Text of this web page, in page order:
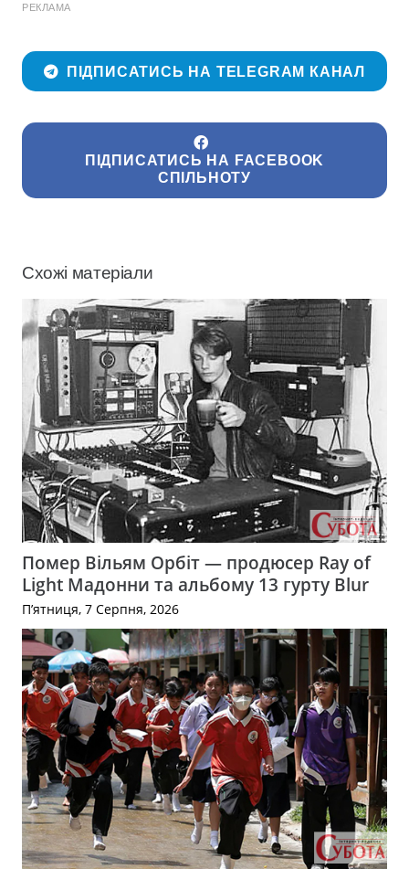
РЕКЛАМА
ПІДПИСАТИСЬ НА TELEGRAM КАНАЛ
ПІДПИСАТИСЬ НА FACEBOOK
СПІЛЬНОТУ
Схожі матеріали
Помер Вільям Орбіт — продюсер Ray of
Light Мадонни та альбому 13 гурту Blur
П’ятниця, 7 Серпня, 2026